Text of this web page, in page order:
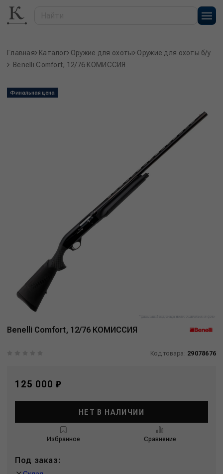
Главная Каталог Оружие для охоты Оружие для охоты б/у
Benelli Comfort, 12/76 КОМИССИЯ
Финальная цена
Benelli Comfort, 12/76 КОМИССИЯ
Код товара: 29078676
125 000 ₽
НЕТ В НАЛИЧИИ
Избранное Сравнение
Под заказ: